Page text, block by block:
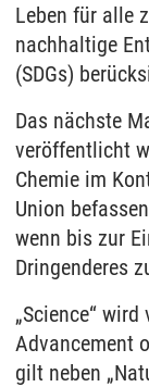
Leben für alle
nachhaltige
(SDGs)
Das nächste
veröffentlicht
Chemie im
Union
wenn bis zur
Dringenderes
„Science“
Advancement
gilt neben